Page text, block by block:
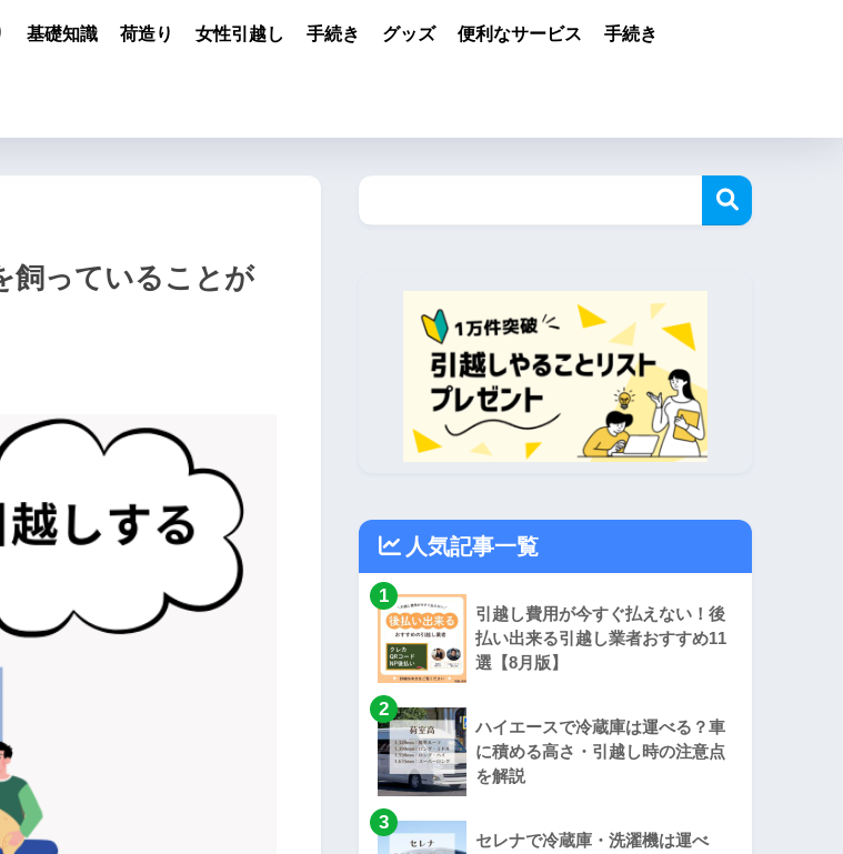
基礎知識 荷造り 女性引越し 手続き グッズ 便利なサービス 手続き
飼っていることが
人気記事一覧
1
引越し費用が今すぐ払えない！後
払い出来る引越し業者おすすめ11
選【8月版】
2
ハイエースで冷蔵庫は運べる？車
に積める高さ・引越し時の注意点
を解説
3
セレナで冷蔵庫・洗濯機は運べ